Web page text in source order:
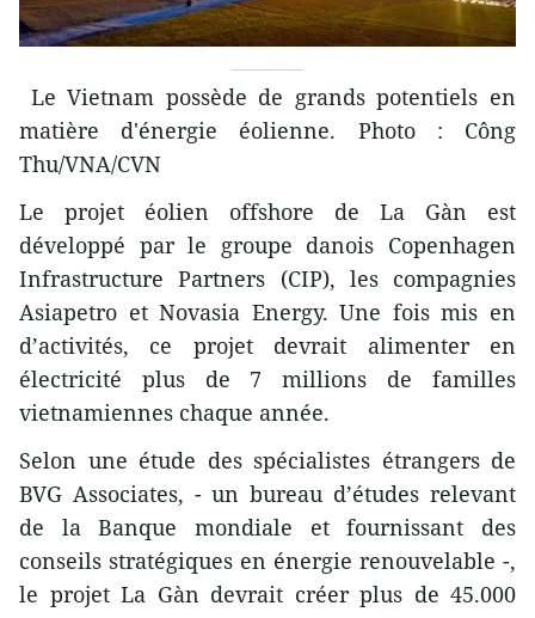
Le Vietnam possède de grands potentiels en
matière d'énergie éolienne. Photo : Công
Thu/VNA/CVN
Le projet éolien offshore de La Gàn est
développé par le groupe danois Copenhagen
Infrastructure Partners (CIP), les compagnies
Asiapetro et Novasia Energy. Une fois mis en
d’activités, ce projet devrait alimenter en
électricité plus de 7 millions de familles
vietnamiennes chaque année.
Selon une étude des spécialistes étrangers de
BVG Associates, - un bureau d’études relevant
de la Banque mondiale et fournissant des
conseils stratégiques en énergie renouvelable -,
le projet La Gàn devrait créer plus de 45.000